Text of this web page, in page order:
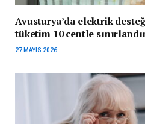
Avusturya’da elektrik
tüketim 10 centle
27 MAYIS 2026